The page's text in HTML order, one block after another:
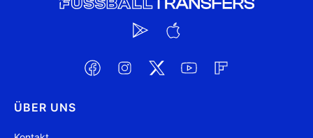
ÜBER UNS